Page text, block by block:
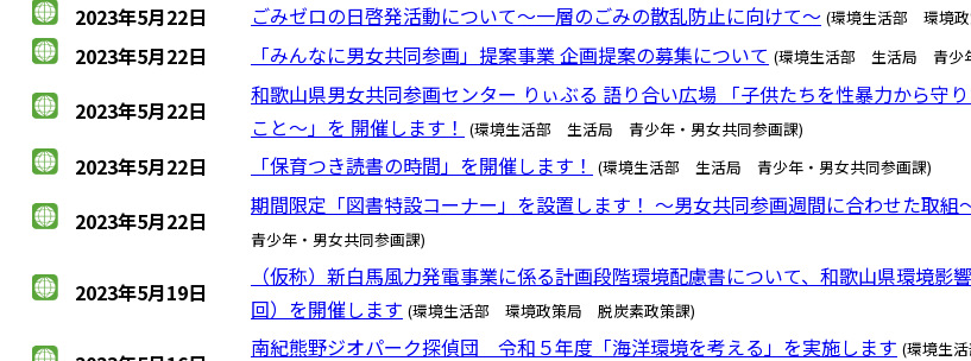
2023年5月22日 ごみゼロの日啓発活動について～一層のごみの散乱防止に向けて～ (環境生活部 環境
2023年5月22日 「みんなに男女共同参画」提案事業 企画提案の募集について (環境生活部 生活局 青少
2023年5月22日
和歌山県男女共同参画センター りぃぶる 語り合い広場 「子供たちを性暴力から守
こと～」を 開催します！ (環境生活部 生活局 青少年・男女共同参画課)
2023年5月22日 「保育つき読書の時間」を開催します！ (環境生活部 生活局 青少年・男女共同参画課)
2023年5月22日
期間限定「図書特設コーナー」を設置します！ ～男女共同参画週間に合わせた取組
青少年・男女共同参画課)
2023年5月19日
（仮称）新白馬風力発電事業に係る計画段階環境配慮書について、和歌山県環境影
回）を開催します (環境生活部 環境政策局 脱炭素政策課)
南紀熊野ジオパーク探偵団 令和５年度「海洋環境を考える」を実施します (環境生